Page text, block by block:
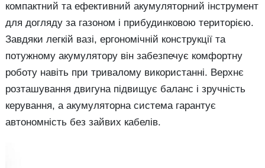
компактний та ефективний акумуляторний інструмент
для догляду за газоном і прибудинковою територією.
Завдяки легкій вазі, ергономічній конструкції та
потужному акумулятору він забезпечує комфортну
роботу навіть при тривалому використанні. Верхнє
розташування двигуна підвищує баланс і зручність
керування, а акумуляторна система гарантує
автономність без зайвих кабелів.